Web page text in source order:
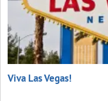
Viva Las Vegas!